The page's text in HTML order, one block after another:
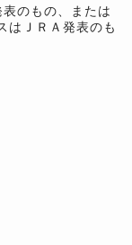
のもの、または
はＪＲＡ発表のも